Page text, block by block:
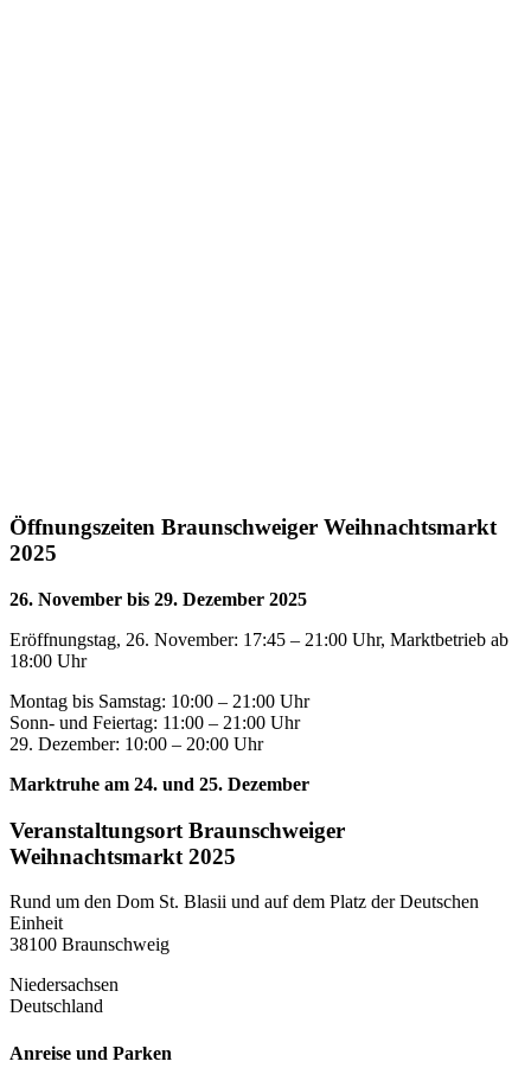
Öffnungszeiten Braunschweiger Weihnachtsmarkt
2025
26. November bis 29. Dezember 2025
Eröffnungstag, 26. November: 17:45 – 21:00 Uhr, Marktbetrieb ab
18:00 Uhr
Montag bis Samstag: 10:00 – 21:00 Uhr
Sonn- und Feiertag: 11:00 – 21:00 Uhr
29. Dezember: 10:00 – 20:00 Uhr
Marktruhe am 24. und 25. Dezember
Veranstaltungsort Braunschweiger
Weihnachtsmarkt 2025
Rund um den Dom St. Blasii und auf dem Platz der Deutschen
Einheit
38100 Braunschweig
Niedersachsen
Deutschland
Anreise und Parken